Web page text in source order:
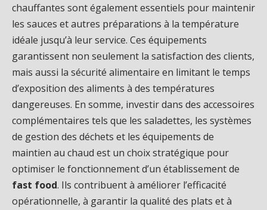
chauffantes sont également essentiels pour maintenir
les sauces et autres préparations à la température
idéale jusqu’à leur service. Ces équipements
garantissent non seulement la satisfaction des clients,
mais aussi la sécurité alimentaire en limitant le temps
d’exposition des aliments à des températures
dangereuses. En somme, investir dans des accessoires
complémentaires tels que les saladettes, les systèmes
de gestion des déchets et les équipements de
maintien au chaud est un choix stratégique pour
optimiser le fonctionnement d’un établissement de
fast food. Ils contribuent à améliorer l’efficacité
opérationnelle, à garantir la qualité des plats et à